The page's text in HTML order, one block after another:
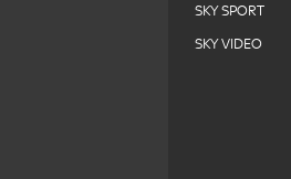
SKY SPORT
SKY VIDEO